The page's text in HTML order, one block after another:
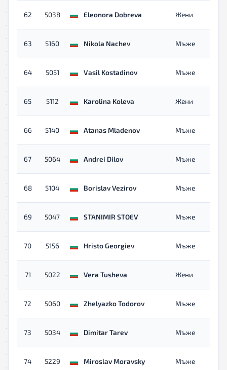
62 5038 Eleonora Dobreva Жени
63 5160 Nikola Nachev Мъже
64 5051 Vasil Kostadinov Мъже
65 5112 Karolina Koleva Жени
66 5140 Atanas Mladenov Мъже
67 5064 Andrei Dilov Мъже
68 5104 Borislav Vezirov Мъже
69 5047 STANIMIR STOEV Мъже
70 5156 Hristo Georgiev Мъже
71 5022 Vera Tusheva Жени
72 5060 Zhelyazko Todorov Мъже
73 5034 Dimitar Tarev Мъже
74 5229 Miroslav Moravsky Мъже